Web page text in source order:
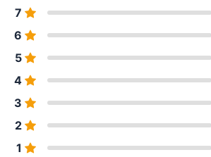
7
6
5
4
3
2
1